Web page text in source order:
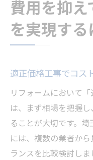
費用を抑
を実現する
適正価格工事でコス
リフォームにおいて
は、まず相場を把握
ることが大切です。
には、複数の業者か
ランスを比較検討しま